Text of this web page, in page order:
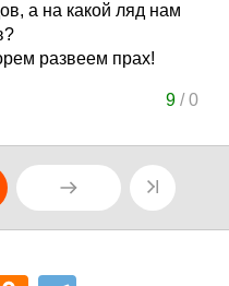
а на какой ляд нам
развеем прах!
9/0